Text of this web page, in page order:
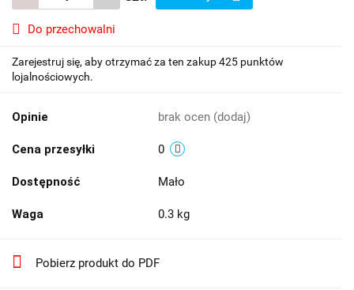
Do przechowalni
Zarejestruj się, aby otrzymać za ten zakup 425 punktów
lojalnościowych.
Opinie brak ocen (dodaj)
Cena przesyłki 0
Dostępność Mało
Waga 0.3 kg
Pobierz produkt do PDF